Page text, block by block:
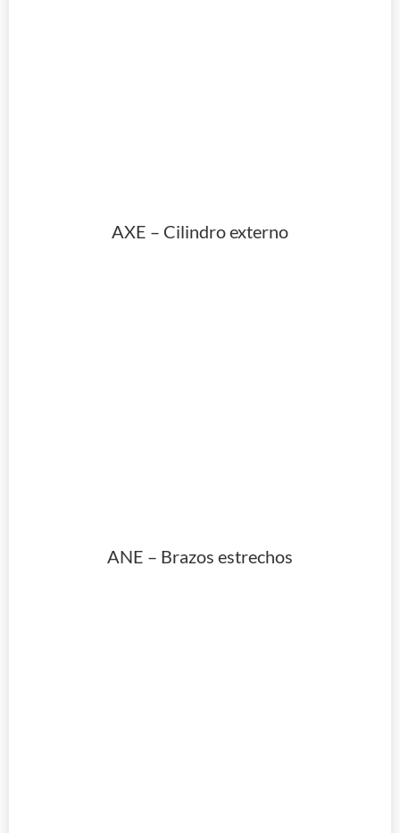
AXE – Cilindro externo
ANE – Brazos estrechos